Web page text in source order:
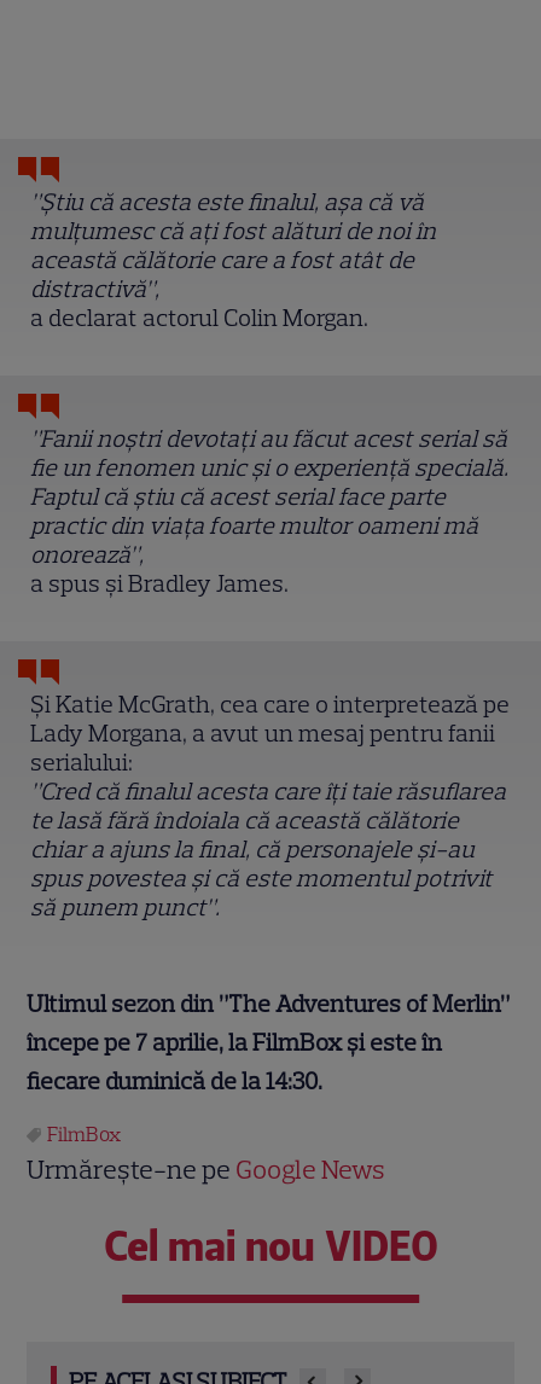
”Știu că acesta este finalul, așa că vă
mulțumesc că ați fost alături de noi în
această călătorie care a fost atât de
distractivă”,
a declarat actorul Colin Morgan.
”Fanii noștri devotați au făcut acest serial să
fie un fenomen unic și o experiență specială.
Faptul că știu că acest serial face parte
practic din viața foarte multor oameni mă
onorează”,
a spus și Bradley James.
Și Katie McGrath, cea care o interpretează pe
Lady Morgana, a avut un mesaj pentru fanii
serialului:
”Cred că finalul acesta care îți taie răsuflarea
te lasă fără îndoiala că această călătorie
chiar a ajuns la final, că personajele și-au
spus povestea și că este momentul potrivit
să punem punct”.
Ultimul sezon din ”The Adventures of Merlin”
începe pe 7 aprilie, la FilmBox și este în
fiecare duminică de la 14:30.
FilmBox
Urmărește-ne pe Google News
Cel mai nou VIDEO